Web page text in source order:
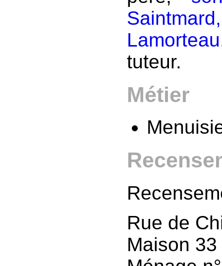
Lamorteau
tuteur.
Métier
Rue de
Maison 33